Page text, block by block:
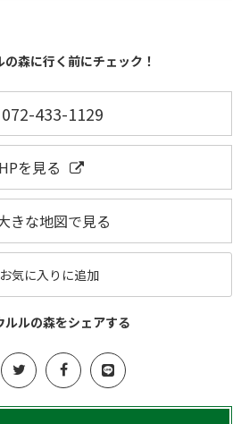
の森に行く前にチェック！
072-433-1129
HPを見る
きな地図で見る
お気に入りに追加
ルルの森をシェアする